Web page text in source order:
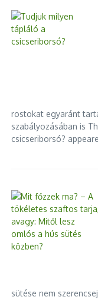
rostokat egyaránt
szabályozásában is
csicseriborsó?
sütése nem